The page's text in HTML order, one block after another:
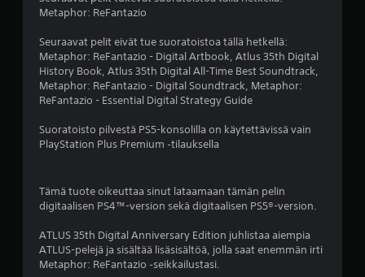
u
a
l
u
k
s
i
a
o
i
e
l
t
a
p
a
m
i
s
t
a
u
u
s
i
t
ä
,
Metaphor: ReFantazio
Seuraavat pelit eivät tue suoratoistoa tällä hetkellä:
Metaphor: ReFantazio - Digital Artbook, Atlus 35th Digital
History Book, Atlus 35th Digital All-Time Best Soundtrack,
Metaphor: ReFantazio - Digital Soundtrack, Metaphor:
ReFantazio - Essential Digital Strategy Guide
Suoratoisto pilvestä PS5-konsolilla on käytettävissä vain
PlayStation Plus Premium ‑tilauksella
Tämä tuote oikeuttaa sinut lataamaan tämän pelin
digitaalisen PS4™-version sekä digitaalisen PS5®-version.
ATLUS 35th Digital Anniversary Edition juhlistaa aiempia
ATLUS-pelejä ja sisältää lisäsisältöä, jolla saat enemmän irti
Metaphor: ReFantazio ‑seikkailustasi.